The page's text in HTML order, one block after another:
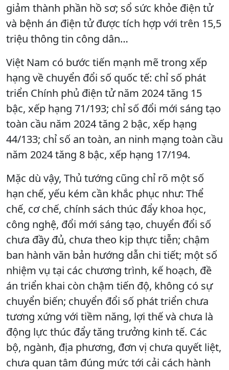
giảm thành phần hồ sơ; sổ sức khỏe điện tử
và bệnh án điện tử được tích hợp với trên 15,5
triệu thông tin công dân…
Việt Nam có bước tiến mạnh mẽ trong xếp
hạng về chuyển đổi số quốc tế: chỉ số phát
triển Chính phủ điện tử năm 2024 tăng 15
bậc, xếp hạng 71/193; chỉ số đổi mới sáng tạo
toàn cầu năm 2024 tăng 2 bậc, xếp hạng
44/133; chỉ số an toàn, an ninh mạng toàn cầu
năm 2024 tăng 8 bậc, xếp hạng 17/194.
Mặc dù vậy, Thủ tướng cũng chỉ rõ một số
hạn chế, yếu kém cần khắc phục như: Thể
chế, cơ chế, chính sách thúc đẩy khoa học,
công nghệ, đổi mới sáng tạo, chuyển đổi số
chưa đầy đủ, chưa theo kịp thực tiễn; chậm
ban hành văn bản hướng dẫn chi tiết; một số
nhiệm vụ tại các chương trình, kế hoạch, đề
án triển khai còn chậm tiến độ, không có sự
chuyển biến; chuyển đổi số phát triển chưa
tương xứng với tiềm năng, lợi thế và chưa là
động lực thúc đẩy tăng trưởng kinh tế. Các
bộ, ngành, địa phương, đơn vị chưa quyết liệt,
chưa quan tâm đúng mức tới cải cách hành